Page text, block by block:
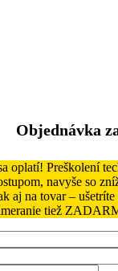
Objednávka
oplatí! Preškolení
navyše so
aj na tovar –
tiež